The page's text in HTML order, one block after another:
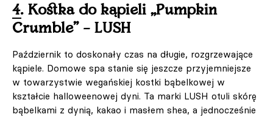
4. Kostka do kąpieli „Pumpkin
Crumble” – LUSH
Październik to doskonały czas na długie, rozgrzewające
kąpiele. Domowe spa stanie się jeszcze przyjemniejsze
w towarzystwie wegańskiej kostki bąbelkowej w
kształcie halloweenowej dyni. Ta marki LUSH otuli skórę
bąbelkami z dynią, kakao i masłem shea, a jednocześnie